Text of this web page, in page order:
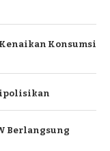
Konsumsi
Berlangsung